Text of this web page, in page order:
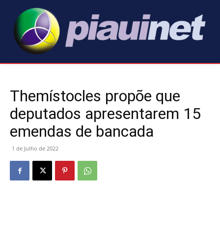
Themístocles propõe que
deputados apresentarem 15
emendas de bancada
1 de Julho de 2022